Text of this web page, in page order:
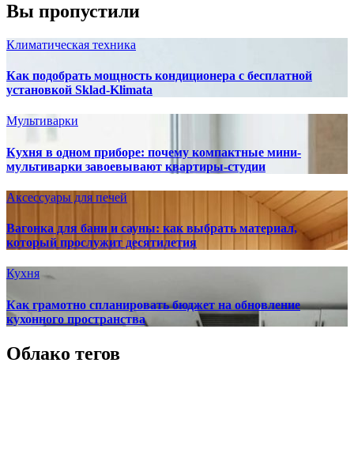
Вы пропустили
Климатическая техника
Как подобрать мощность кондиционера с бесплатной
установкой Sklad-Klimata
Мультиварки
Кухня в одном приборе: почему компактные мини-
мультиварки завоевывают квартиры-студии
Аксессуары для печей
Вагонка для бани и сауны: как выбрать материал,
который прослужит десятилетия
Кухня
Как грамотно спланировать бюджет на обновление
кухонного пространства
Облако тегов